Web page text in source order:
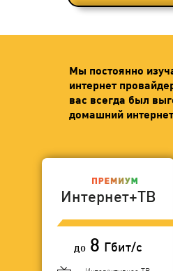
Мы постоянно
интернет
вас всегда был
домашний
Интернет+ТВ
до 8 Гбит/с